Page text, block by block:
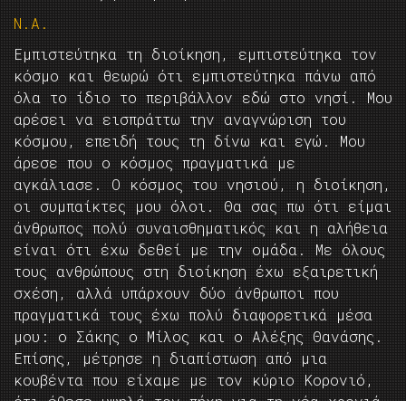
Ν.Α.
Εμπιστεύτηκα τη διοίκηση, εμπιστεύτηκα τον
κόσμο και θεωρώ ότι εμπιστεύτηκα πάνω από
όλα το ίδιο το περιβάλλον εδώ στο νησί. Μου
αρέσει να εισπράττω την αναγνώριση του
κόσμου, επειδή τους τη δίνω και εγώ. Μου
άρεσε που ο κόσμος πραγματικά με
αγκάλιασε. Ο κόσμος του νησιού, η διοίκηση,
οι συμπαίκτες μου όλοι. Θα σας πω ότι είμαι
άνθρωπος πολύ συναισθηματικός και η αλήθεια
είναι ότι έχω δεθεί με την ομάδα. Με όλους
τους ανθρώπους στη διοίκηση έχω εξαιρετική
σχέση, αλλά υπάρχουν δύο άνθρωποι που
πραγματικά τους έχω πολύ διαφορετικά μέσα
μου: ο Σάκης ο Μίλος και ο Αλέξης Θανάσης.
Επίσης, μέτρησε η διαπίστωση από μια
κουβέντα που είχαμε με τον κύριο Κορονιό,